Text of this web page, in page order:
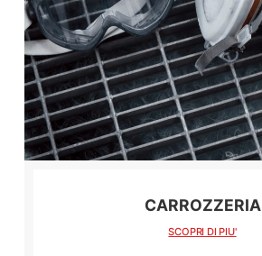
CARROZZERIA
SCOPRI DI PIU'